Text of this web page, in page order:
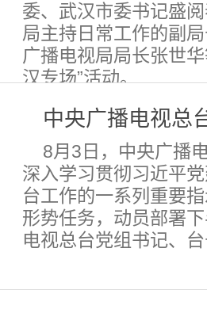
委、武汉市委书记盛
局主持日常工作的副
广播电视局局长张世
汉专场”活动。
中央广播电视总
8月3日，中央广播
深入学习贯彻习近平
台工作的一系列重要
形势任务，动员部署
电视总台党组书记、